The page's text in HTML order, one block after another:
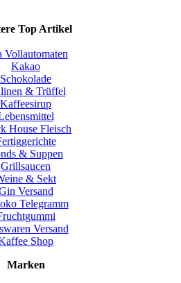
Top Artikel
Vollautomaten
Kakao
Schokolade
& Trüffel
Kaffeesirup
House Fleisch
& Suppen
Grillsaucen
& Sekt
Versand
Telegramm
Versand
Shop
Marken